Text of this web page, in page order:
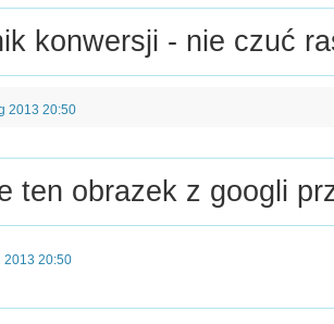
konwersji - nie czuć
2013 20:50
ten obrazek z googli
2013 20:50